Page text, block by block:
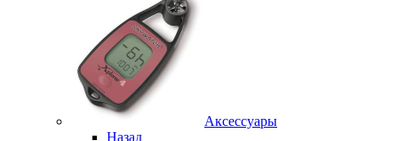
Аксессуары
Назад